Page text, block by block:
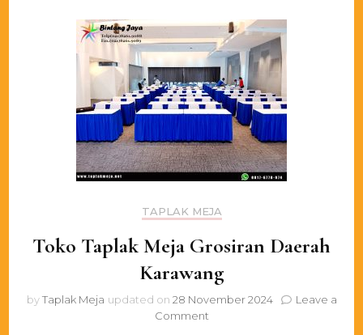
TAPLAK MEJA
Toko Taplak Meja Grosiran Daerah
Karawang
byTaplak Meja updated on 28 November 2024
Leave a
Commenton